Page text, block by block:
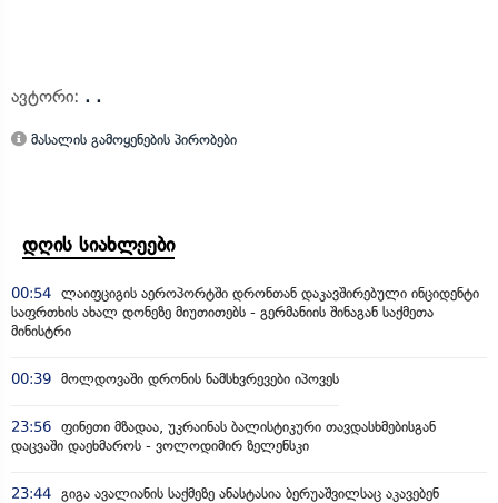
ავტორი: . .
მასალის გამოყენების პირობები
დღის სიახლეები
00:54 ლაიფციგის აეროპორტში დრონთან დაკავშირებული ინციდენტი
საფრთხის ახალ დონეზე მიუთითებს - გერმანიის შინაგან საქმეთა
მინისტრი
00:39 მოლდოვაში დრონის ნამსხვრევები იპოვეს
23:56 ფინეთი მზადაა, უკრაინას ბალისტიკური თავდასხმებისგან
დაცვაში დაეხმაროს - ვოლოდიმირ ზელენსკი
23:44 გიგა ავალიანის საქმეზე ანასტასია ბერუაშვილსაც აკავებენ